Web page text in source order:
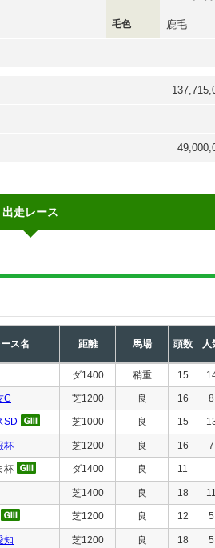
毛色 鹿毛
出走レース
ス名 距離 馬場 頭数 人
ダ1400 稍重 15
C 芝1200 良 16 8
SD 芝1000 良 15
杯 芝1200 良 16 7
杯 ダ1400 良 11
芝1400 良 18 11
芝1200 良 12 5
知 芝1200 良 18 5